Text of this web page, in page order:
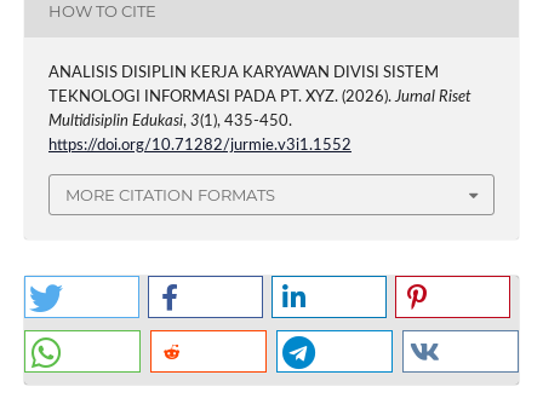
HOW TO CITE
ANALISIS DISIPLIN KERJA KARYAWAN DIVISI SISTEM
TEKNOLOGI INFORMASI PADA PT. XYZ. (2026).Jurnal Riset
Multidisiplin Edukasi, 3(1), 435-450.
https://doi.org/10.71282/jurmie.v3i1.1552
MORE CITATION FORMATS